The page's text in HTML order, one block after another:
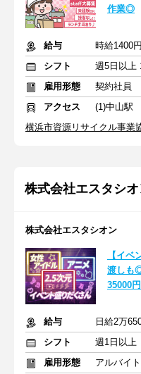
作業◎
給与
シフト
週5日以上
雇用形態
契約社員
アクセス
横浜市資源リサイクル事業
株式会社エスタシ
株式会社エスタシオン
【イ
渡しも
35000
給与
日給2万
シフト
週1日以上
雇用形態
アルバイ